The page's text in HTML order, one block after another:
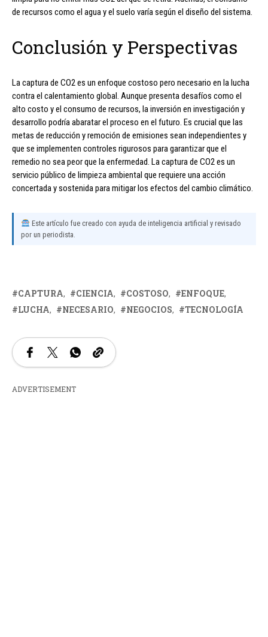
de recursos como el agua y el suelo varía según el diseño del sistema.
Conclusión y Perspectivas
La captura de CO2 es un enfoque costoso pero necesario en la lucha
contra el calentamiento global. Aunque presenta desafíos como el
alto costo y el consumo de recursos, la inversión en investigación y
desarrollo podría abaratar el proceso en el futuro. Es crucial que las
metas de reducción y remoción de emisiones sean independientes y
que se implementen controles rigurosos para garantizar que el
remedio no sea peor que la enfermedad. La captura de CO2 es un
servicio público de limpieza ambiental que requiere una acción
concertada y sostenida para mitigar los efectos del cambio climático.
Este artículo fue creado con ayuda de inteligencia artificial y revisado
por un periodista.
CAPTURA CIENCIA COSTOSO
ENFOQUE
LUCHA
NECESARIO NEGOCIOS TECNOLOGÍA
ADVERTISEMENT